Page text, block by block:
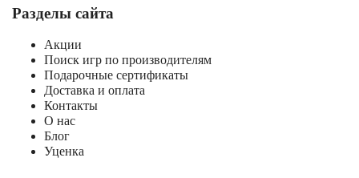
Разделы сайта
Акции
Поиск игр по производителям
Подарочные сертификаты
Доставка и оплата
Контакты
О нас
Блог
Уценка